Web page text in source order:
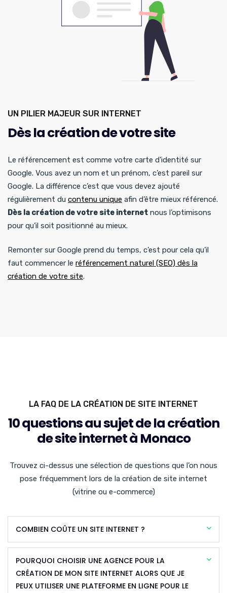
UN PILIER MAJEUR SUR INTERNET
Dès la création de votre site
Le référencement est comme votre carte d’identité sur
Google. Vous avez un nom et un prénom, c’est pareil sur
Google. La différence c’est que vous devez ajouté
régulièrement du contenu unique afin d’être mieux référencé.
Dès la création de votre site internet nous l’optimisons
pour qu’il soit positionné au mieux.
Remonter sur Google prend du temps, c’est pour cela qu’il
faut commencer le référencement naturel (SEO) dès la
création de votre site.
LA FAQ DE LA CRÉATION DE SITE INTERNET
10 questions au sujet de la création
de site internet à Monaco
Trouvez ci-dessus une sélection de questions que l’on nous
pose fréquemment lors de la création de site internet
(vitrine ou e-commerce)
COMBIEN COÛTE UN SITE INTERNET ?
POURQUOI CHOISIR UNE AGENCE POUR LA
CRÉATION DE MON SITE INTERNET ALORS QUE JE
PEUX UTILISER UNE PLATEFORME EN LIGNE POUR LE